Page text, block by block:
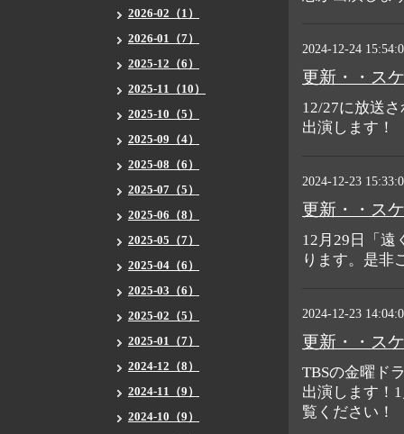
2024-12-24
更新・・ス
12/27に放送
出演します！
2024-12-23
更新・・ス
12月29日「遠
ります。是非
2024-12-23
更新・・ス
TBSの金曜ド
出演します！
覧ください！
2026-02（1）
2026-01（7）
2025-12（6）
2025-11（10）
2025-10（5）
2025-09（4）
2025-08（6）
2025-07（5）
2025-06（8）
2025-05（7）
2025-04（6）
2025-03（6）
2025-02（5）
2025-01（7）
2024-12（8）
2024-11（9）
2024-10（9）